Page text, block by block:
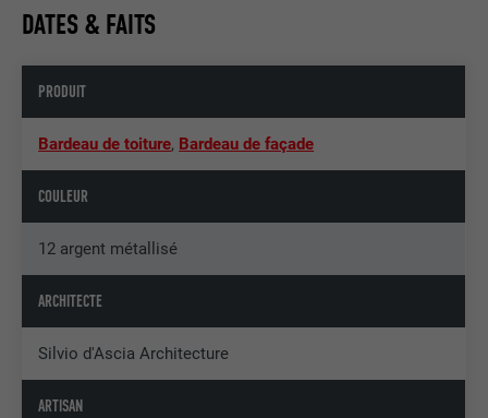
DATES & FAITS
PRODUIT
Bardeau de toiture, Bardeau de façade
COULEUR
12 argent métallisé
ARCHITECTE
Silvio d'Ascia Architecture
ARTISAN